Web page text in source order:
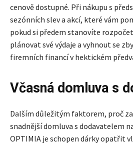
cenově dostupné. Při nákupu s
sezónních slev a akcí, které vám
pokud si předem stanovíte
plánovat své výdaje a vyhnout se
firemních financí v hektickém
Včasná domluva s
Dalším důležitým faktorem, proč
snadnější domluva s dodavatelem
OPTIMIA je schopen dárky opatřit